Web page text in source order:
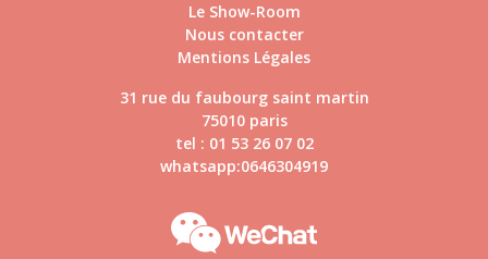
Le Show-Room
Nous contacter
Mentions Légales
31 rue du faubourg saint martin
75010 paris
tel : 01 53 26 07 02
whatsapp:0646304919